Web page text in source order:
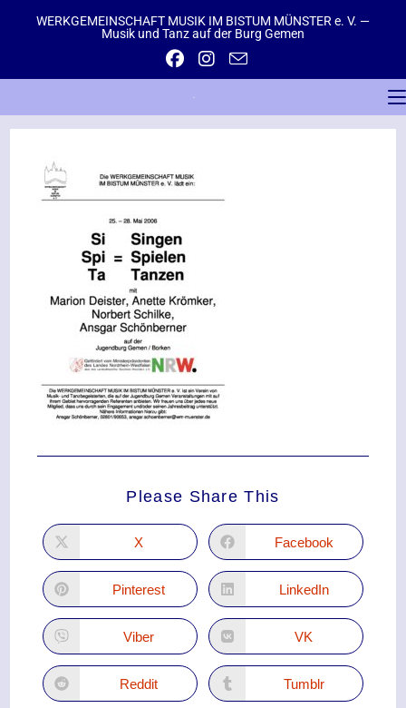
WERKGEMEINSCHAFT MUSIK IM BISTUM MÜNSTER e. V. —
Musik und Tanz auf der Burg Gemen
Please Share This
X Facebook
Pinterest LinkedIn
Viber VK
Reddit Tumblr